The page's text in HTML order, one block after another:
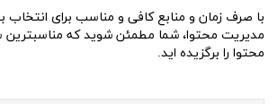
با صرف زمان و منابع کافی و مناسب برای
مدیریت محتوا، شما مطمئن شوید که
محتوا را برگزیده اید.